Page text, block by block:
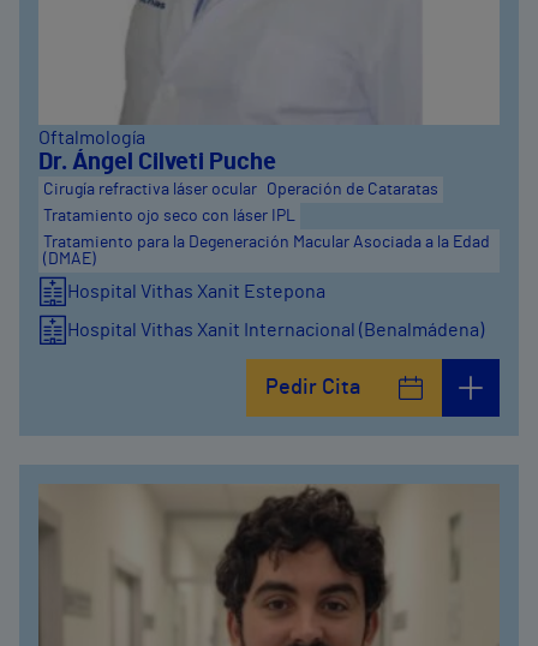
Oftalmología
Dr. Ángel Cilveti Puche
Cirugía refractiva láser ocular
Operación de Cataratas
Tratamiento ojo seco con láser IPL
Tratamiento para la Degeneración Macular Asociada a la Edad
(DMAE)
Hospital Vithas Xanit Estepona
Hospital Vithas Xanit Internacional (Benalmádena)
Pedir Cita